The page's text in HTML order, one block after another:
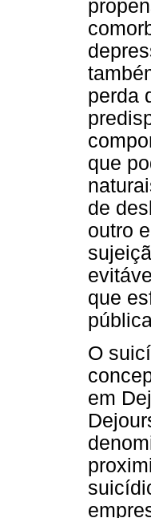
perda
que
de
outro
que
O
em